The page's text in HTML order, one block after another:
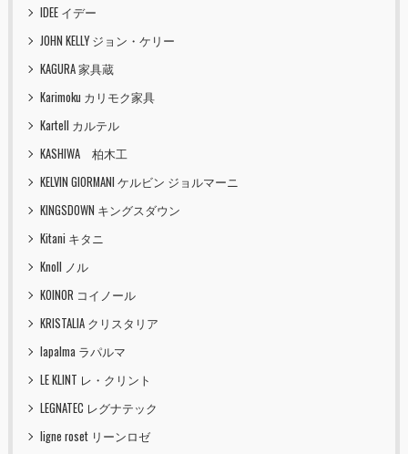
IDEE イデー
JOHN KELLY ジョン・ケリー
KAGURA 家具蔵
Karimoku カリモク家具
Kartell カルテル
KASHIWA 柏木工
KELVIN GIORMANI ケルビン ジョルマーニ
KINGSDOWN キングスダウン
Kitani キタニ
Knoll ノル
KOINOR コイノール
KRISTALIA クリスタリア
lapalma ラパルマ
LE KLINT レ・クリント
LEGNATEC レグナテック
ligne roset リーンロゼ